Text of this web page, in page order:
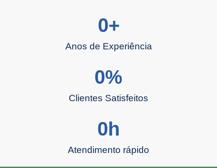
Anos de Experiência
0+
Clientes Satisfeitos
0%
Atendimento rápido
0h